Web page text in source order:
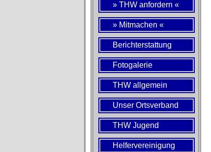
» THW anfordern «
» Mitmachen «
Berichterstattung
Fotogalerie
THW allgemein
Unser Ortsverband
THW Jugend
Helfervereinigung